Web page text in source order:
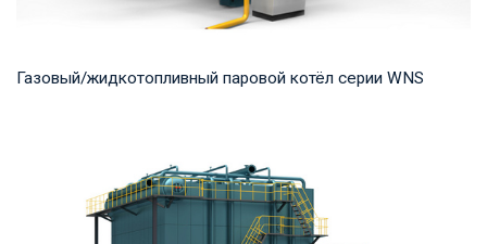
Газовый/жидкотопливный паровой котёл серии WNS
продукта: 1-20 т/ч Температура на выходе: ...